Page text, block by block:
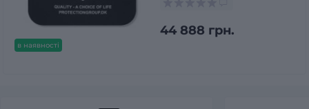
в наявності
44 888 грн.